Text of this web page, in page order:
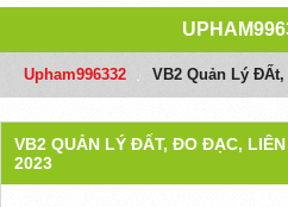
Upham996332 VB2 Quản Lý
VB2 QUẢN LÝ ĐẤT, ĐO ĐẠC,
2023